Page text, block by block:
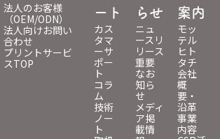
法人のお客様
（OEM/ODN）
法人向けお問い
合わせ
プリントサービ
スTOP
ート
カス
タマ
ーサ
ポー
ト
コラ
ム
技術
ノー
ト
らせ
ニュ
ースリ
リース
重要
なお
知ら
せ
メディ
ア掲
載情
案内
モッ
テル
ヒト
タチ
会社
概
要・
沿革
事業
内容